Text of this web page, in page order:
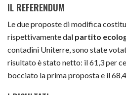
IL REFERENDUM
Le due proposte di modifica
rispettivamente dal partito
contadini Uniterre, sono state
risultato è stato netto: il 61,3 per
bocciato la prima proposta e il